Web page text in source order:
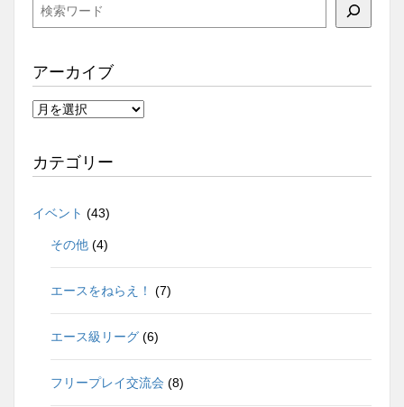
検
アーカイブ
ア
カ
イ
カテゴリー
イベント (43)
その他 (4)
エースをねらえ！ (7)
エース級リーグ (6)
フリープレイ交流会 (8)